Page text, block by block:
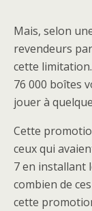
Mais, selon
revendeurs
cette
76 000 boîtes
jouer à
Cette
ceux qui
7 en installant
combien de
cette